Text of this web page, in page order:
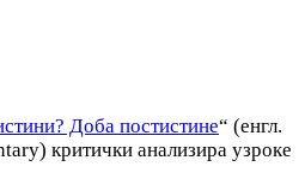
Доба постистине“ (енгл.
критички анализира узроке